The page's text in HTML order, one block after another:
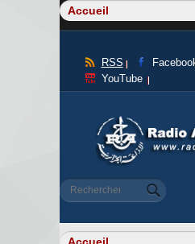
RSS
YouTube
Formulaire de
Rechercher